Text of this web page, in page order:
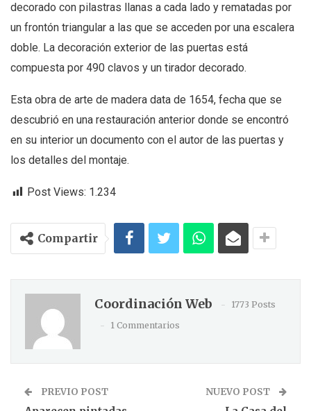
decorado con pilastras llanas a cada lado y rematadas por
un frontón triangular a las que se acceden por una escalera
doble. La decoración exterior de las puertas está
compuesta por 490 clavos y un tirador decorado.
Esta obra de arte de madera data de 1654, fecha que se
descubrió en una restauración anterior donde se encontró
en su interior un documento con el autor de las puertas y
los detalles del montaje.
Post Views: 1.234
Compartir
Coordinación Web
1773 Posts
1 Commentarios
PREVIO POST NUEVO POST